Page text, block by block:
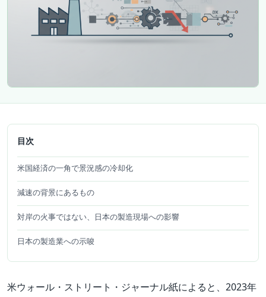
目次
米国経済の一角で景況感の冷却化
減速の背景にあるもの
対岸の火事ではない、日本の製造現場への影響
日本の製造業への示唆
米ウォール・ストリート・ジャーナル紙によると、2023年